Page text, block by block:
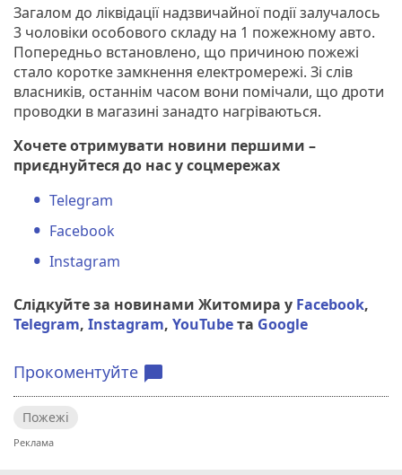
Загалом до ліквідації надзвичайної події залучалось
3 чоловіки особового складу на 1 пожежному авто.
Попередньо встановлено, що причиною пожежі
стало коротке замкнення електромережі. Зі слів
власників, останнім часом вони помічали, що дроти
проводки в магазині занадто нагріваються.
Хочете отримувати новини першими –
приєднуйтеся до нас у соцмережах
Telegram
Facebook
Instagram
Слідкуйте за новинами Житомира у Facebook,
Telegram, Instagram, YouTubeта Google
Прокоментуйте chat_bubble
Пожежі